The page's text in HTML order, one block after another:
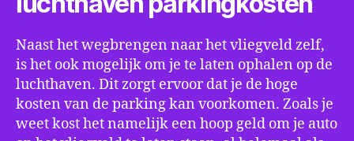
Naast het wegbrengen naar het vliegveld zelf,
is het ook mogelijk om je te laten ophalen op de
luchthaven. Dit zorgt ervoor dat je de hoge
kosten van de parking kan voorkomen. Zoals je
weet kost het namelijk een hoop geld om je auto